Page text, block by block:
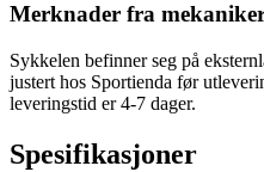
Merknader fra
Sykkelen befinner seg på
justert hos Sportienda før
leveringstid er 4-7 dager.
Spesifikasjoner